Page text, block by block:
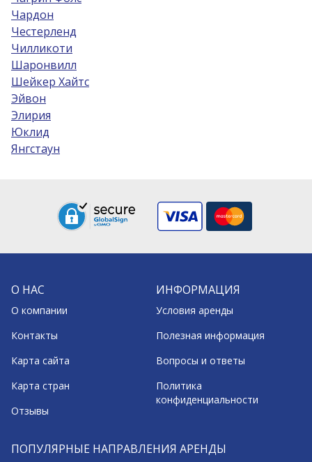
Чардон
Честерленд
Чилликоти
Шаронвилл
Шейкер Хайтс
Эйвон
Элирия
Юклид
Янгстаун
О НАС
О компании
Контакты
Карта сайта
Карта стран
Отзывы
ИНФОРМАЦИЯ
Условия аренды
Полезная информация
Вопросы и ответы
Политика
конфиденциальности
ПОПУЛЯРНЫЕ НАПРАВЛЕНИЯ АРЕНДЫ